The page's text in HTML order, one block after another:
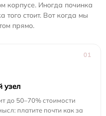
корпусе. Иногда починка
того стоит. Вот когда мы
прямо.
01
узел
до 50–70% стоимости
платите почти как за